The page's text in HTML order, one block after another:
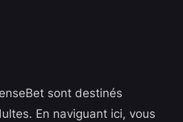
sont destinés
En naviguant ici, vous